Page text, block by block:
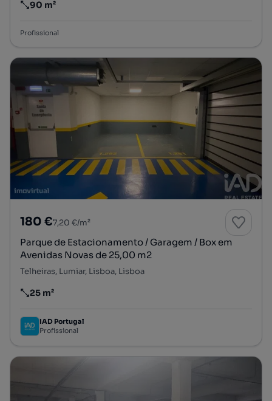
Preço por metro quadrado
90 m²
Profissional
180 €7,20 €/m²
Parque de Estacionamento / Garagem / Box em
Avenidas Novas de 25,00 m2
Telheiras, Lumiar, Lisboa, Lisboa
Preço por metro quadrado
25 m²
IAD Portugal
Profissional